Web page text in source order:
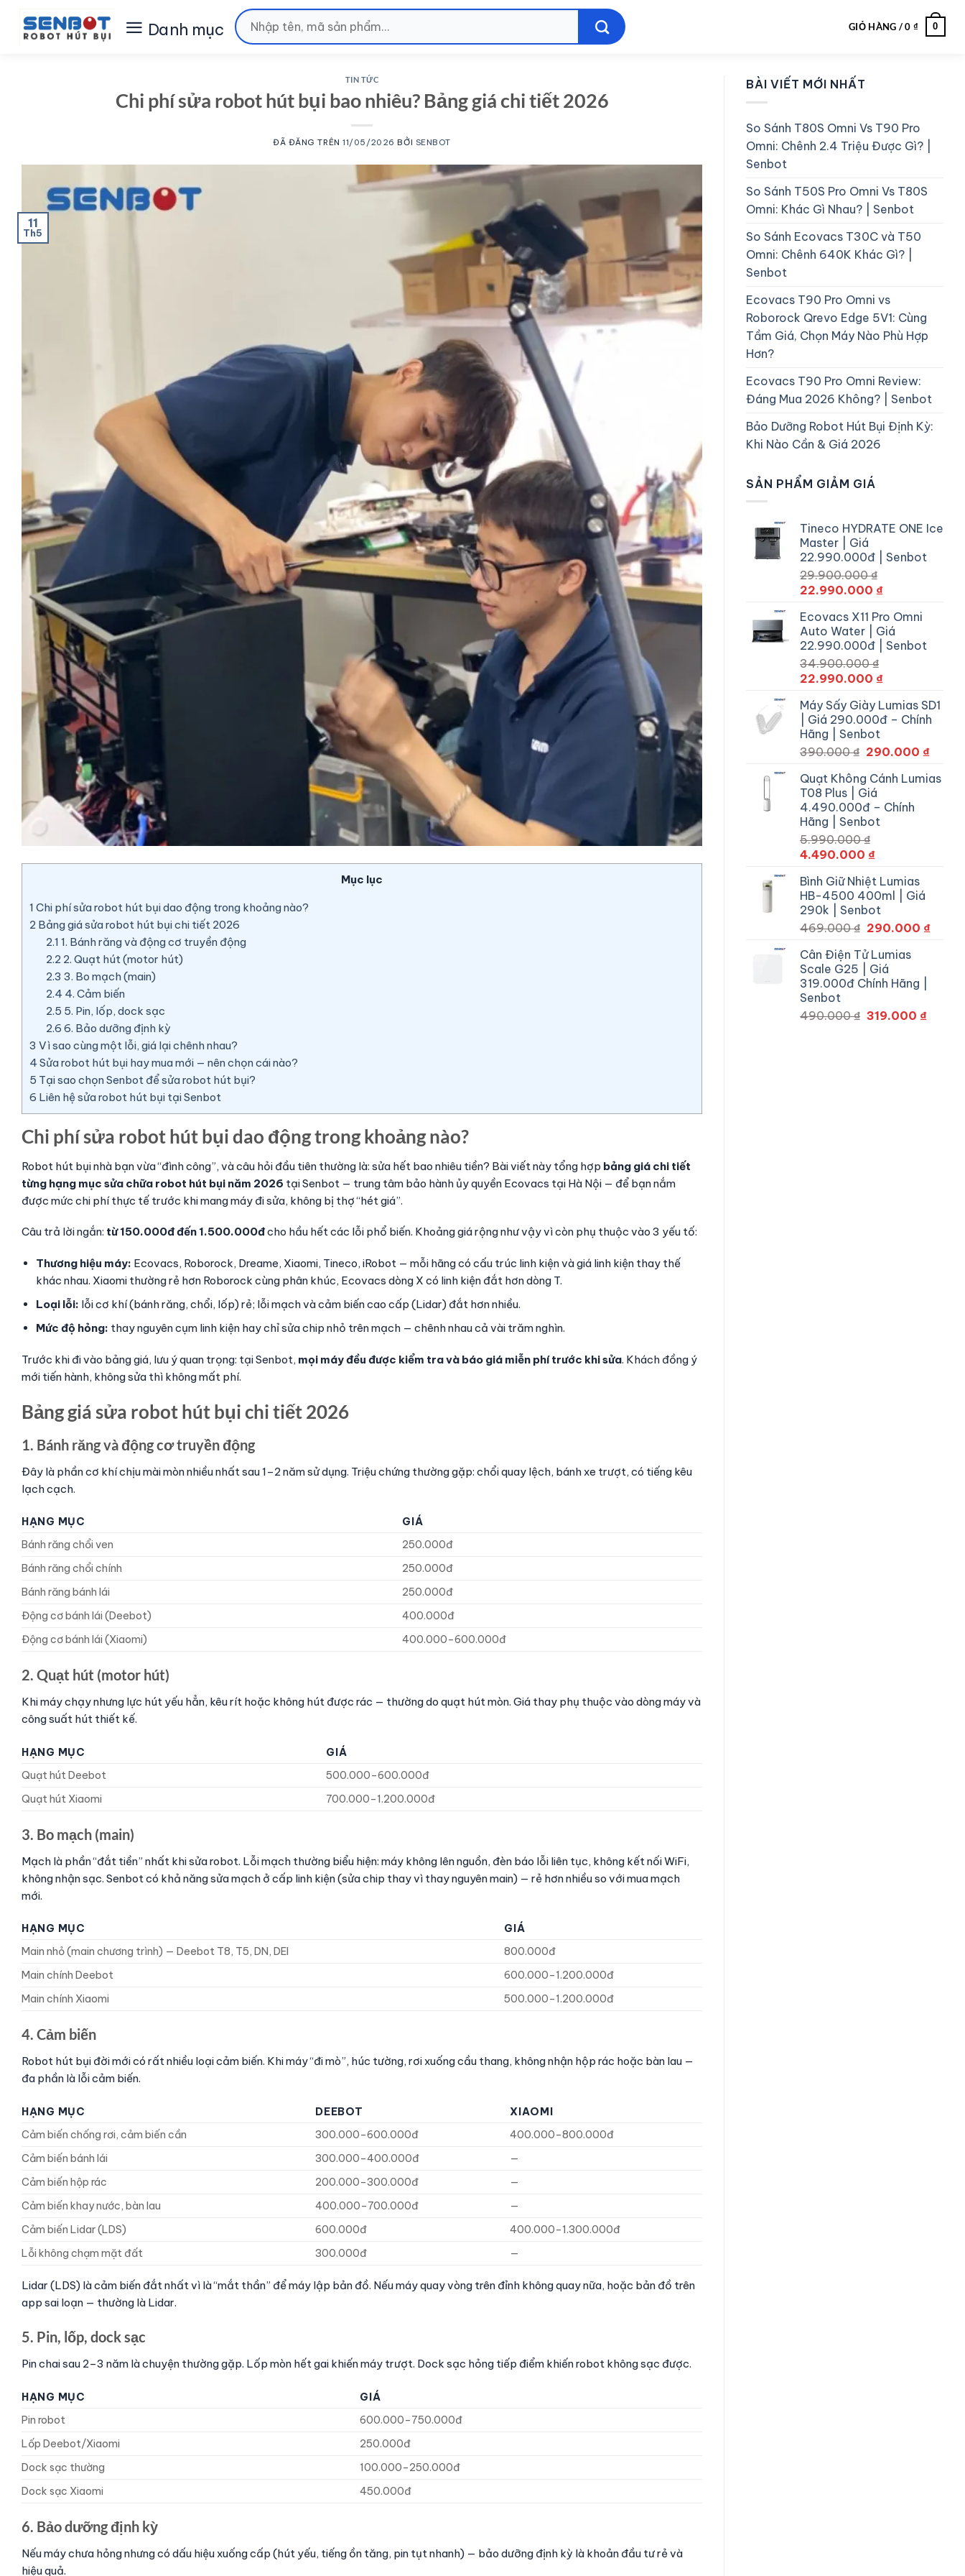
Chuyển
Tìm
kiếm:
GIỎ HÀNG /0 ₫ 0
TIN TỨC
Chi phí sửa robot hút bụi bao nhiêu? Bảng giá chi tiết 2026
ĐÃ ĐĂNG TRÊN11/05/2026 BỞI SENBOT
11
Th5
Mục lục
1 Chi phí sửa robot hút bụi dao động trong khoảng nào?
2 Bảng giá sửa robot hút bụi chi tiết 2026
2.1 1. Bánh răng và động cơ truyền động
2.2 2. Quạt hút (motor hút)
2.3 3. Bo mạch (main)
2.44. Cảm biến
2.5 5. Pin, lốp, dock sạc
2.6 6. Bảo dưỡng định kỳ
3 Vì sao cùng một lỗi, giá lại chênh nhau?
4Sửa robot hút bụi hay mua mới — nên chọn cái nào?
5 Tại sao chọn Senbot để sửa robot hút bụi?
6 Liên hệ sửa robot hút bụi tại Senbot
Chi phí sửa robot hút bụi dao động trong khoảng nào?
Robot hút bụi nhà bạn vừa “đình công”, và câu hỏi đầu tiên thường là: sửa hết bao nhiêu tiền? Bài viết này tổng hợp bảng giá chi tiết
từng hạng mục sửa chữa robot hút bụi năm 2026 tại Senbot — trung tâm bảo hành ủy quyền Ecovacs tại Hà Nội — để bạn nắm
được mức chi phí thực tế trước khi mang máy đi sửa, không bị thợ “hét giá”.
Câu trả lời ngắn: từ 150.000đ đến 1.500.000đcho hầu hết các lỗi phổ biến. Khoảng giá rộng như vậy vì còn phụ thuộc vào 3 yếu tố:
Thương hiệu máy: Ecovacs, Roborock, Dreame, Xiaomi, Tineco, iRobot — mỗi hãng có cấu trúc linh kiện và giá linh kiện thay thế
khác nhau. Xiaomi thường rẻ hơn Roborock cùng phân khúc, Ecovacs dòng X có linh kiện đắt hơn dòng T.
Loại lỗi: lỗi cơ khí (bánh răng, chổi, lốp) rẻ; lỗi mạch và cảm biến cao cấp (Lidar) đắt hơn nhiều.
Mức độ hỏng: thay nguyên cụm linh kiện hay chỉ sửa chip nhỏ trên mạch — chênh nhau cả vài trăm nghìn.
Trước khi đi vào bảng giá, lưu ý quan trọng: tại Senbot, mọi máy đều được kiểm tra và báo giá miễn phí trước khi sửa. Khách đồng ý
mới tiến hành, không sửa thì không mất phí.
Bảng giá sửa robot hút bụi chi tiết 2026
1. Bánh răng và động cơ truyền động
Đây là phần cơ khí chịu mài mòn nhiều nhất sau 1–2 năm sử dụng. Triệu chứng thường gặp: chổi quay lệch, bánh xe trượt, có tiếng kêu
lạch cạch.
HẠNG MỤC
GIÁ
Bánh răng chổi ven
250.000đ
Bánh răng chổi chính
250.000đ
Bánh răng bánh lái
250.000đ
Động cơ bánh lái (Deebot)
400.000đ
Động cơ bánh lái (Xiaomi)
400.000–600.000đ
2. Quạt hút (motor hút)
Khi máy chạy nhưng lực hút yếu hẳn, kêu rít hoặc không hút được rác — thường do quạt hút mòn. Giá thay phụ thuộc vào dòng máy và
công suất hút thiết kế.
HẠNG MỤC
GIÁ
Quạt hút Deebot
500.000–600.000đ
Quạt hút Xiaomi
700.000–1.200.000đ
3. Bo mạch (main)
Mạch là phần “đắt tiền” nhất khi sửa robot. Lỗi mạch thường biểu hiện: máy không lên nguồn, đèn báo lỗi liên tục, không kết nối WiFi,
không nhận sạc. Senbot có khả năng sửa mạch ở cấp linh kiện (sửa chip thay vì thay nguyên main) — rẻ hơn nhiều so với mua mạch
mới.
HẠNG MỤC
GIÁ
Main nhỏ (main chương trình) — Deebot T8, T5, DN, DEI
800.000đ
Main chính Deebot
600.000–1.200.000đ
Main chính Xiaomi
500.000–1.200.000đ
4. Cảm biến
Robot hút bụi đời mới có rất nhiều loại cảm biến. Khi máy “đi mò”, húc tường, rơi xuống cầu thang, không nhận hộp rác hoặc bàn lau —
đa phần là lỗi cảm biến.
HẠNG MỤC DEEBOT
XIAOMI
Cảm biến chống rơi, cảm biến cần
300.000–600.000đ
400.000–800.000đ
Cảm biến bánh lái
300.000–400.000đ
—
Cảm biến hộp rác
200.000–300.000đ
—
Cảm biến khay nước, bàn lau
400.000–700.000đ
—
Cảm biến Lidar (LDS)
600.000đ
400.000–1.300.000đ
Lỗi không chạm mặt đất
300.000đ —
Lidar (LDS) là cảm biến đắt nhất vì là “mắt thần” để máy lập bản đồ. Nếu máy quay vòng trên đỉnh không quay nữa, hoặc bản đồ trên
app sai loạn — thường là Lidar.
5. Pin, lốp, dock sạc
Pin chai sau 2–3 năm là chuyện thường gặp. Lốp mòn hết gai khiến máy trượt. Dock sạc hỏng tiếp điểm khiến robot không sạc được.
HẠNG MỤC
GIÁ
Pin robot
600.000–750.000đ
Lốp Deebot/Xiaomi
250.000đ
Dock sạc thường
100.000–250.000đ
Dock sạc Xiaomi
450.000đ
6. Bảo dưỡng định kỳ
Nếu máy chưa hỏng nhưng có dấu hiệu xuống cấp (hút yếu, tiếng ồn tăng, pin tụt nhanh) — bảo dưỡng định kỳ là khoản đầu tư rẻ và
hiệu quả.
BÀI VIẾT MỚI NHẤT
So Sánh T80S Omni Vs T90 Pro
Omni: Chênh 2.4 Triệu Được Gì? |
Senbot
So Sánh T50S Pro Omni Vs T80S
Omni: Khác Gì Nhau? | Senbot
So Sánh Ecovacs T30C và T50
Omni: Chênh 640K Khác Gì? |
Senbot
Ecovacs T90 Pro Omni vs
Roborock Qrevo Edge 5V1: Cùng
Tầm Giá, Chọn Máy Nào Phù Hợp
Hơn?
Ecovacs T90 Pro Omni Review:
Đáng Mua 2026 Không? | Senbot
Bảo Dưỡng Robot Hút Bụi Định Kỳ:
Khi Nào Cần & Giá 2026
SẢN PHẨM GIẢM GIÁ
Tineco HYDRATE ONE Ice
Master | Giá
22.990.000đ | Senbot
29.900.000₫
Giá
là:
29.900.000 ₫.
22.990.000 ₫Giá
tại
là:
22.990.000 ₫.
Ecovacs X11 Pro Omni
Auto Water | Giá
22.990.000đ | Senbot
34.900.000₫
Giá
là:
34.900.000 ₫.
22.990.000 ₫Giá
tại
là:
Máy Sấy Giày Lumias SD1
| Giá 290.000đ – Chính
Hãng | Senbot
390.000₫ Giá
là:
390.000 ₫.
290.000 ₫Giá
tại
Quạt Không Cánh Lumias
T08 Plus | Giá
4.490.000đ – Chính
Hãng | Senbot
5.990.000₫
Giá
là:
5.990.000 ₫.
4.490.000 ₫Giá
tại
là:
4.490.000 ₫.
Bình Giữ Nhiệt Lumias
HB-4500 400ml | Giá
290k | Senbot
469.000₫ Giá
là:
469.000 ₫.
290.000 ₫Giá
Cân Điện Tử Lumias
Scale G25 | Giá
319.000đ Chính Hãng |
Senbot
490.000₫ Giá
319.000 ₫Giá